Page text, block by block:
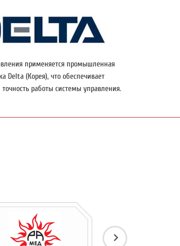
применяется промышленная
Delta (Корея), что обеспечивает
точность работы системы управления.